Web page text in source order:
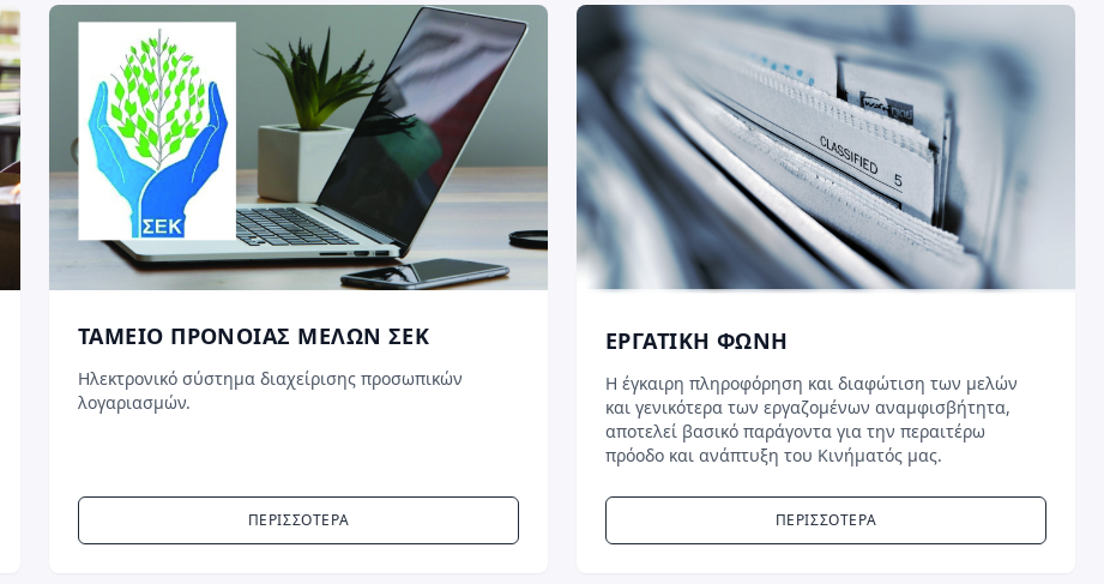
ΤΑΜΕΙΟ ΠΡΟΝΟΙΑΣ ΜΕΛΩΝ ΣΕΚ
Ηλεκτρονικό σύστημα διαχείρισης προσωπικών
λογαριασμών.
ΠΕΡΙΣΣΟΤΕΡΑ
ΕΡΓΑΤΙΚΗ ΦΩΝΗ
H έγκαιρη πληροφόρηση και διαφώτιση των μελών
και γενικότερα των εργαζομένων αναμφισβήτητα,
αποτελεί βασικό παράγοντα για την περαιτέρω
πρόοδο και ανάπτυξη του Kινήματός μας.
ΠΕΡΙΣΣΟΤΕΡΑ